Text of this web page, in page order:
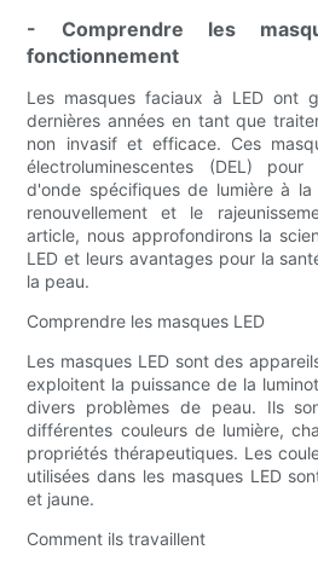
- Comprendre les
fonctionnement
Les masques faciaux à LED ont
dernières années en tant que
non invasif et efficace. Ces
électroluminescentes (DEL)
d'onde spécifiques de lumière à
renouvellement et le
article, nous approfondirons la
LED et leurs avantages pour la
la peau.
Comprendre les masques LED
Les masques LED sont des
exploitent la puissance de la
divers problèmes de peau. Ils
différentes couleurs de lumière,
propriétés thérapeutiques. Les
utilisées dans les masques LED
et jaune.
Comment ils travaillent